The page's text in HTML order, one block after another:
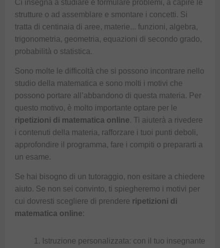
Ci insegna a studiare e formulare problemi, a capire le
strutture o ad assemblare e smontare i concetti. Si
tratta di centinaia di aree, materie... funzioni, algebra,
trigonometria, geometria, equazioni di secondo grado,
probabilità o statistica.
Sono molte le difficoltà che si possono incontrare nello
studio della matematica e sono molti i motivi che
possono portare all’abbandono di questa materia. Per
questo motivo, è molto importante optare per le
ripetizioni di matematica online. Ti aiuterà a rivedere
i contenuti della materia, rafforzare i tuoi punti deboli,
approfondire il programma, fare i compiti o prepararti a
un esame.
Se hai bisogno di un tutoraggio, non esitare a chiedere
aiuto. Se non sei convinto, ti spiegheremo i motivi per
cui dovresti scegliere di prendere ripetizioni di
matematica online:
Istruzione personalizzata: con il tuo insegnante